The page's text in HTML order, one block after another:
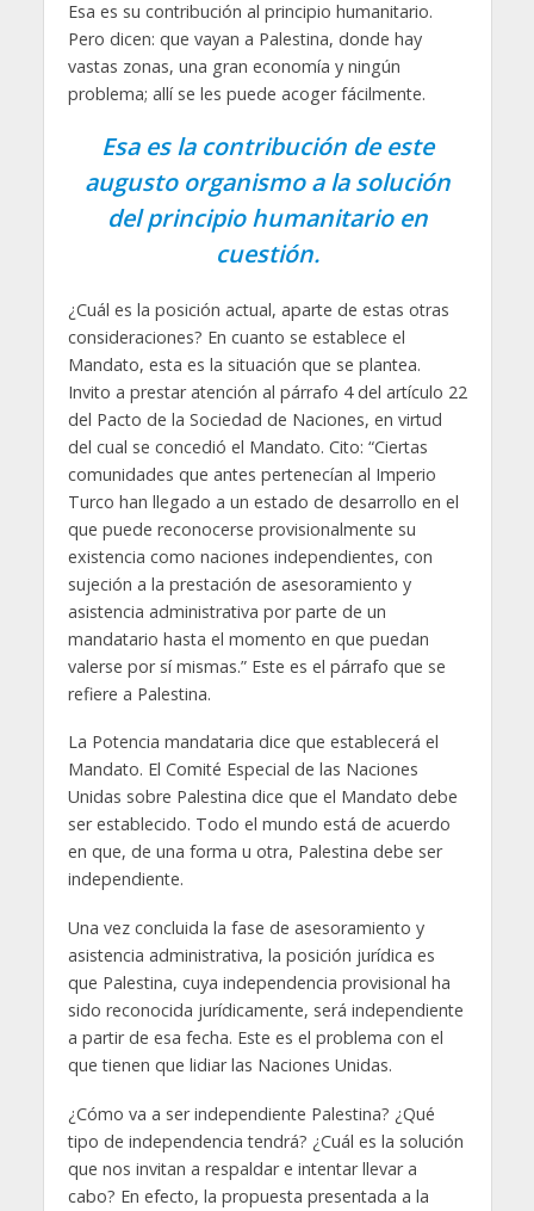
Esa es su contribución al principio humanitario.
Pero dicen: que vayan a Palestina, donde hay
vastas zonas, una gran economía y ningún
problema; allí se les puede acoger fácilmente.
Esa es la contribución de este
augusto organismo a la solución
del principio humanitario en
cuestión.
¿Cuál es la posición actual, aparte de estas otras
consideraciones? En cuanto se establece el
Mandato, esta es la situación que se plantea.
Invito a prestar atención al párrafo 4 del artículo 22
del Pacto de la Sociedad de Naciones, en virtud
del cual se concedió el Mandato. Cito: “Ciertas
comunidades que antes pertenecían al Imperio
Turco han llegado a un estado de desarrollo en el
que puede reconocerse provisionalmente su
existencia como naciones independientes, con
sujeción a la prestación de asesoramiento y
asistencia administrativa por parte de un
mandatario hasta el momento en que puedan
valerse por sí mismas.” Este es el párrafo que se
refiere a Palestina.
La Potencia mandataria dice que establecerá el
Mandato. El Comité Especial de las Naciones
Unidas sobre Palestina dice que el Mandato debe
ser establecido. Todo el mundo está de acuerdo
en que, de una forma u otra, Palestina debe ser
independiente.
Una vez concluida la fase de asesoramiento y
asistencia administrativa, la posición jurídica es
que Palestina, cuya independencia provisional ha
sido reconocida jurídicamente, será independiente
a partir de esa fecha. Este es el problema con el
que tienen que lidiar las Naciones Unidas.
¿Cómo va a ser independiente Palestina? ¿Qué
tipo de independencia tendrá? ¿Cuál es la solución
que nos invitan a respaldar e intentar llevar a
cabo? En efecto, la propuesta presentada a la